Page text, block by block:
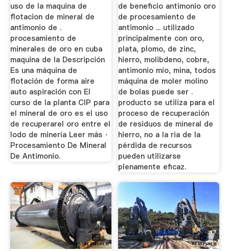
uso de la maquina de
flotacion de mineral de
antimonio de .
procesamiento de
minerales de oro en cuba
maquina de la Descripción
Es una máquina de
flotación de forma aire
auto aspiración con El
curso de la planta CIP para
el mineral de oro es el uso
de recuperarel oro entre el
lodo de minería Leer más ·
Procesamiento De Mineral
De Antimonio.
de beneficio antimonio oro
de procesamiento de
antimonio ... utilizado
principalmente con oro,
plata, plomo, de zinc,
hierro, molibdeno, cobre,
antimonio mío, mina, todos
máquina de moler molino
de bolas puede ser .
producto se utiliza para el
proceso de recuperación
de residuos de mineral de
hierro, no a la ria de la
pérdida de recursos
pueden utilizarse
plenamente eficaz.